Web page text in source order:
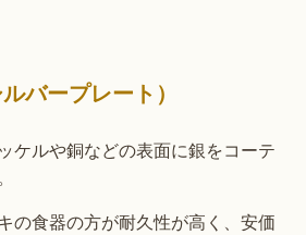
バープレート）
ケルや銅などの表面に銀をコーテ
の食器の方が耐久性が高く、安価